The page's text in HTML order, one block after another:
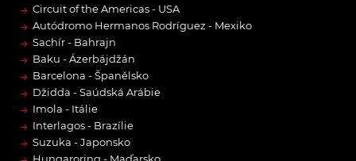
→ Circuit of the Americas - USA
→ Autódromo Hermanos Rodríguez - Mexiko
→ Sachír - Bahrajn
→ Baku - Ázerbájdžán
→ Barcelona - Španělsko
→ Džidda - Saúdská Arábie
→ Imola - Itálie
→ Interlagos - Brazílie
→ Suzuka - Japonsko